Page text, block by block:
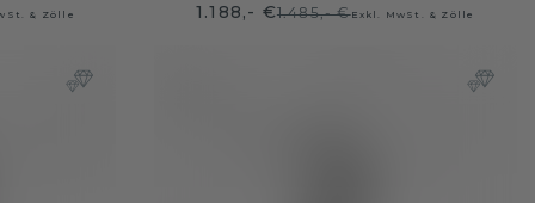
& Zölle 1.188,- €1.485,- €Exkl. MwSt. & Zölle